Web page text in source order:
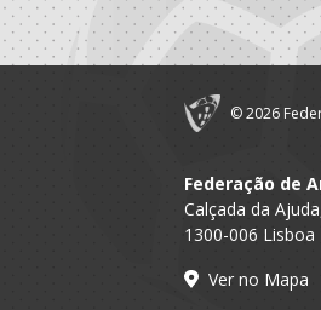
© 2026
Federação de
Calçada da
1300-006 Lisboa
Ver no Mapa